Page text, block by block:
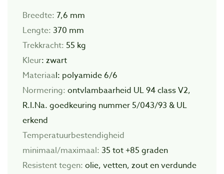
Breedte: 7,6 mm
Lengte: 370 mm
Trekkracht: 55 kg
Kleur: zwart
Materiaal: polyamide 6/6
Normering: ontvlambaarheid UL 94 class V2,
R.I.Na. goedkeuring nummer 5/043/93 & UL
erkend
Temperatuurbestendigheid
minimaal/maximaal: ­35 tot +85 graden
Resistent tegen: olie, vetten, zout en verdunde